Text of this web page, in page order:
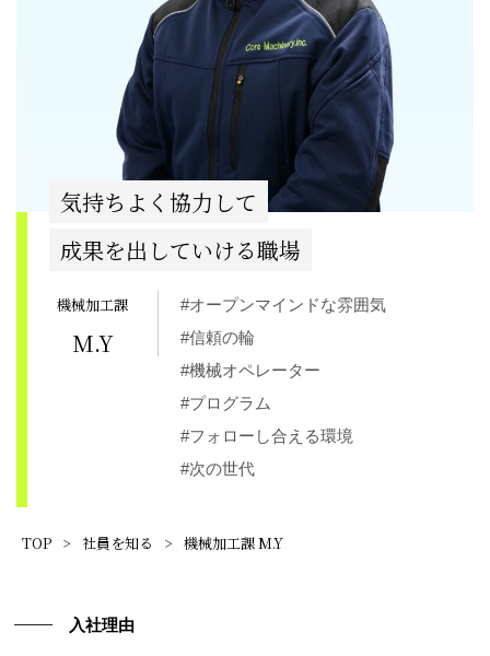
気持ちよく協力して
成果を出していける職場
機械加工課
M.Y
#オープンマインドな雰囲気
#信頼の輪
#機械オペレーター
#プログラム
#フォローし合える環境
#次の世代
TOP > 社員を知る > 機械加工課 M.Y
入社理由